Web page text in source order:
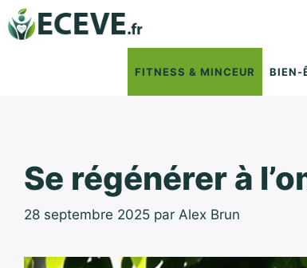
Aller
au
FITNESS & MINCEUR BIEN-
Se régénérer à
28 septembre 2025 par Alex Brun